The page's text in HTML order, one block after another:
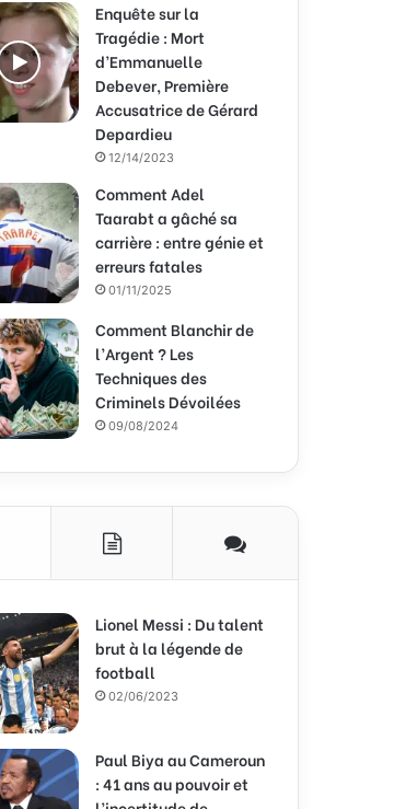
Enquête sur la
Tragédie : Mort
d’Emmanuelle
Debever, Première
Accusatrice de Gérard
Depardieu
12/14/2023
Comment Adel
Taarabt a gâché sa
carrière : entre génie et
erreurs fatales
01/11/2025
Comment Blanchir de
l’Argent ? Les
Techniques des
Criminels Dévoilées
09/08/2024
Lionel Messi : Du talent
brut à la légende de
football
02/06/2023
Paul Biya au Cameroun
: 41 ans au pouvoir et